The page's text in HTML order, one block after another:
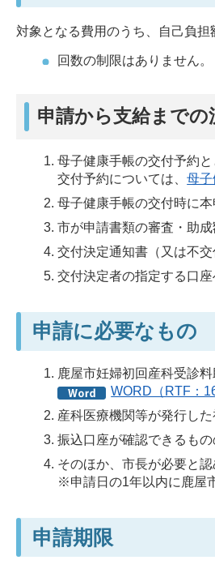
対象となる費用のうち、自己負
回数の制限はありません。
申請から支給までの
母子健康手帳の交付予約
交付予約については、母
母子健康手帳の交付時に
市が申請書類の審査・助
交付決定通知書（又は不
交付決定者の指定する口座
申請に必要なもの
鹿屋市妊婦初回産科受診
WORD（RTF：
産科医療機関等が発行し
振込口座が確認できるもの
そのほか、市長が必要と
※申請日の1年以内に鹿屋
申請期限